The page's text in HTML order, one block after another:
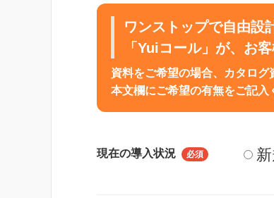
ワンストップで自由設
「Yuiコール」が、お
資料をご希望の場合、カタロ
本文欄にご希望の有無をご記入
現在の導入状況 必須